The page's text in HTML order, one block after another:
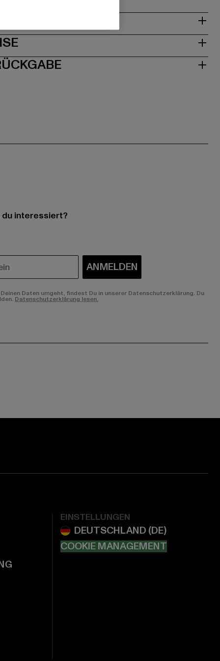
interessiert?
ANMELDEN
Daten umgeht, findest Du in unserer Datenschutzerklärung. Du
Datenschutzerklärung lesen.
EINSTELLUNGEN
COOKIE MANAGEMENT